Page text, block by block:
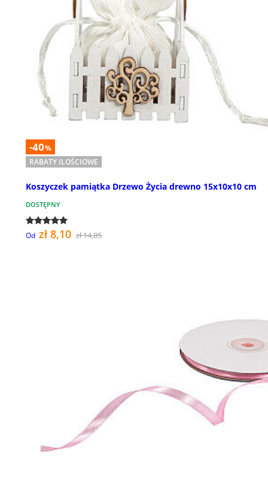
-40%
RABATY ILOŚCIOWE
Koszyczek pamiątka Drzewo Życia drewno 15x10x10 cm
DOSTĘPNY
Od zł 8,10 zł 14,85